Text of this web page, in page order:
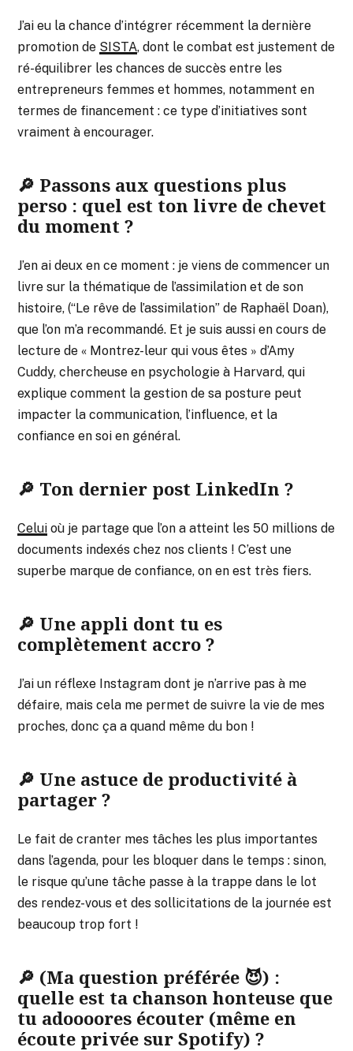
J’ai eu la chance d’intégrer récemment la dernière
promotion de SISTA, dont le combat est justement de
ré-équilibrer les chances de succès entre les
entrepreneurs femmes et hommes, notamment en
termes de financement : ce type d’initiatives sont
vraiment à encourager.
🔎 Passons aux questions plus
perso : quel est ton livre de chevet
du moment ?
J’en ai deux en ce moment : je viens de commencer un
livre sur la thématique de l’assimilation et de son
histoire, (“Le rêve de l’assimilation” de Raphaël Doan),
que l’on m’a recommandé. Et je suis aussi en cours de
lecture de « Montrez-leur qui vous êtes » d’Amy
Cuddy, chercheuse en psychologie à Harvard, qui
explique comment la gestion de sa posture peut
impacter la communication, l’influence, et la
confiance en soi en général.
🔎 Ton dernier post LinkedIn ?
Celui où je partage que l’on a atteint les 50 millions de
documents indexés chez nos clients ! C’est une
superbe marque de confiance, on en est très fiers.
🔎 Une appli dont tu es
complètement accro ?
J’ai un réflexe Instagram dont je n’arrive pas à me
défaire, mais cela me permet de suivre la vie de mes
proches, donc ça a quand même du bon !
🔎 Une astuce de productivité à
partager ?
Le fait de cranter mes tâches les plus importantes
dans l’agenda, pour les bloquer dans le temps : sinon,
le risque qu’une tâche passe à la trappe dans le lot
des rendez-vous et des sollicitations de la journée est
beaucoup trop fort !
🔎 (Ma question préférée 😈) :
quelle est ta chanson honteuse que
tu adoooores écouter (même en
écoute privée sur Spotify) ?